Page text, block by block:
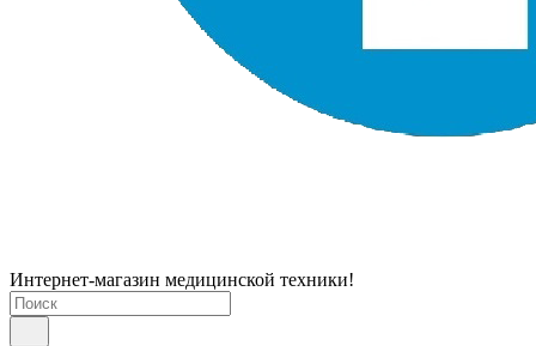
Интернет-магазин медицинской техники!